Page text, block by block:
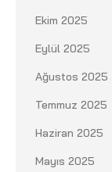
Ekim 2025
Eylül 2025
Ağustos 2025
Temmuz 2025
Haziran 2025
Mayıs 2025